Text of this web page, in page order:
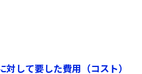
して要した費用（コスト）